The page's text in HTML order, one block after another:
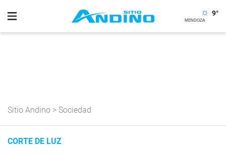
9°
Sitio Andino > Sociedad
CORTE DE LUZ